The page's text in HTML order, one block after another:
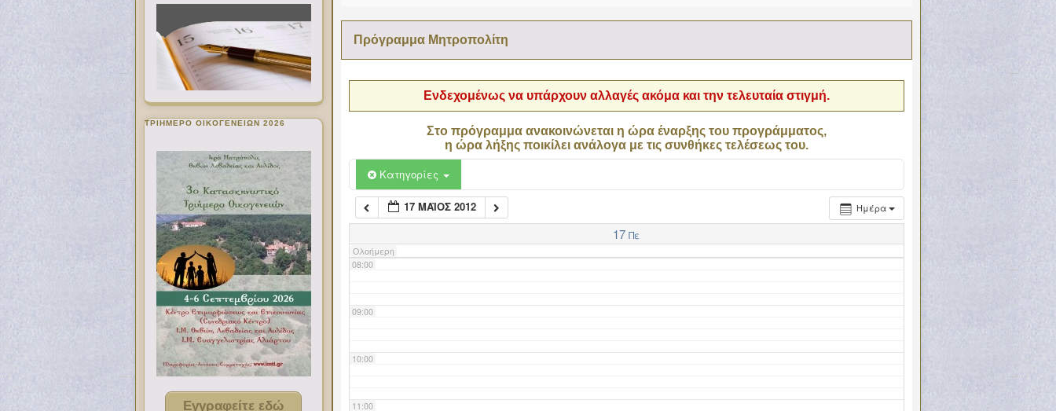
Πρόγραμμα Μητροπολίτη
Ενδεχομένως να υπάρχουν αλλαγές ακόμα και την τελευταία στιγμή.
Στο πρόγραμμα ανακοινώνεται η ώρα έναρξης του προγράμματος,
η ώρα λήξης ποικίλει ανάλογα με τις συνθήκες τελέσεως του.
Κατηγορίες
Ημέρα
17 ΜΆΙΟΣ 2012
17 Πε
Ολοήμερη
06:00
07:00
08:00
09:00
10:00
11:00
ΤΡΙΗΜΕΡΟ ΟΙΚΟΓΕΝΕΙΩΝ 2026
Εγγραφείτε εδώ